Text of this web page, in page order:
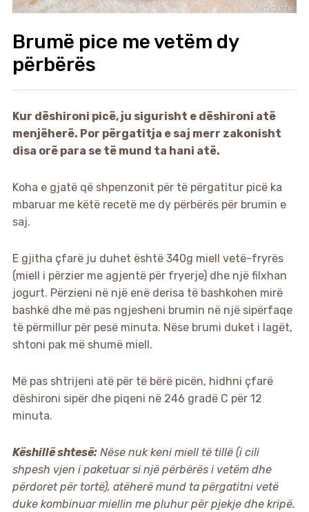
Brumë pice me vetëm dy
përbërës
Kur dëshironi picë, ju sigurisht e dëshironi atë
menjëherë. Por përgatitja e saj merr zakonisht
disa orë para se të mund ta hani atë.
Koha e gjatë që shpenzonit për të përgatitur picë ka
mbaruar me këtë recetë me dy përbërës për brumin e
saj.
E gjitha çfarë ju duhet është 340g miell vetë-fryrës
(miell i përzier me agjentë për fryerje) dhe një filxhan
jogurt. Përzieni në një enë derisa të bashkohen mirë
bashkë dhe më pas ngjesheni brumin në një sipërfaqe
të përmillur për pesë minuta. Nëse brumi duket i lagët,
shtoni pak më shumë miell.
Më pas shtrijeni atë për të bërë picën, hidhni çfarë
dëshironi sipër dhe piqeni në 246 gradë C për 12
minuta.
Këshillë shtesë:Nëse nuk keni miell të tillë (i cili
shpesh vjen i paketuar si një përbërës i vetëm dhe
përdoret për tortë), atëherë mund ta përgatitni vetë
duke kombinuar miellin me pluhur për pjekje dhe kripë.